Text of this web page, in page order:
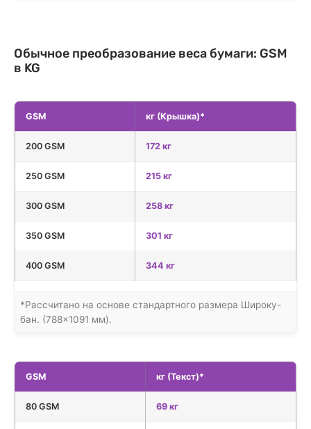
Обычное преобразование веса бумаги: GSM
в KG
GSM кг (Крышка)*
200 GSM 172 кг
250 GSM 215 кг
300 GSM 258 кг
350 GSM 301 кг
400 GSM 344 кг
*Рассчитано на основе стандартного размера Широку-
бан. (788×1091 мм).
GSM кг (Текст)*
80 GSM 69 кг